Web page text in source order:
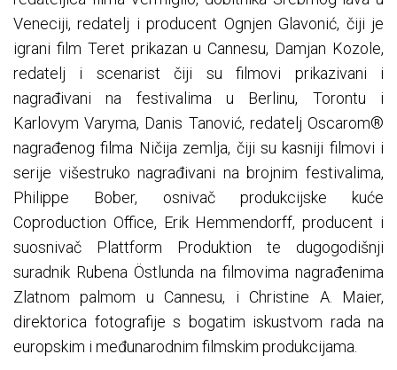
Veneciji, redatelj i producent Ognjen Glavonić, čiji je
igrani film Teret prikazan u Cannesu, Damjan Kozole,
redatelj i scenarist čiji su filmovi prikazivani i
nagrađivani na festivalima u Berlinu, Torontu i
Karlovym Varyma, Danis Tanović, redatelj Oscarom®
nagrađenog filma Ničija zemlja, čiji su kasniji filmovi i
serije višestruko nagrađivani na brojnim festivalima,
Philippe Bober, osnivač produkcijske kuće
Coproduction Office, Erik Hemmendorff, producent i
suosnivač Plattform Produktion te dugogodišnji
suradnik Rubena Östlunda na filmovima nagrađenima
Zlatnom palmom u Cannesu, i Christine A. Maier,
direktorica fotografije s bogatim iskustvom rada na
europskim i međunarodnim filmskim produkcijama.